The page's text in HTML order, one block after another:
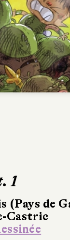
1
(Pays de
Castric